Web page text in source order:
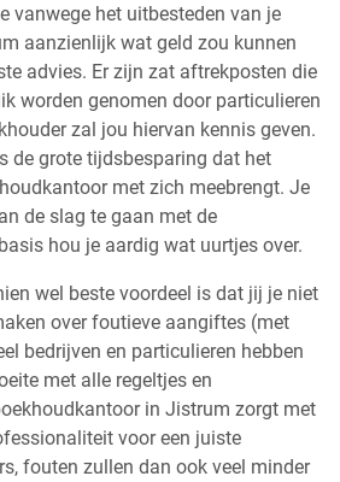
vanwege het uitbesteden van je
aanzienlijk wat geld zou kunnen
advies. Er zijn zat aftrekposten die
worden genomen door particulieren
zal jou hiervan kennis geven.
de grote tijdsbesparing dat het
met zich meebrengt. Je
de slag te gaan met de
hou je aardig wat uurtjes over.
wel beste voordeel is dat jij je niet
over foutieve aangiftes (met
bedrijven en particulieren hebben
met alle regeltjes en
in Jistrum zorgt met
voor een juiste
fouten zullen dan ook veel minder